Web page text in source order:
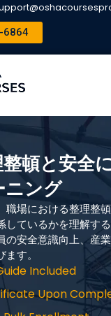
6864
頓と安全
ニング
職場における整理整
ているかを理解する
の安全意識向上、産
す。
Included
Upon